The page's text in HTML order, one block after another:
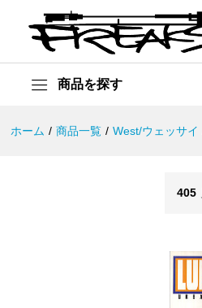
商品を探す
ホーム / 商品一覧 / West/ウェッサイ
405